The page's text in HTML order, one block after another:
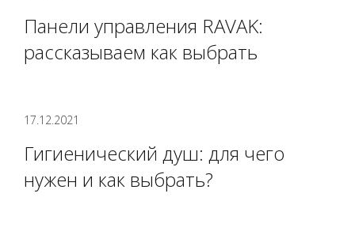
Панели управления RAVAK:
рассказываем как выбрать
17.12.2021
Гигиенический душ: для чего
нужен и как выбрать?